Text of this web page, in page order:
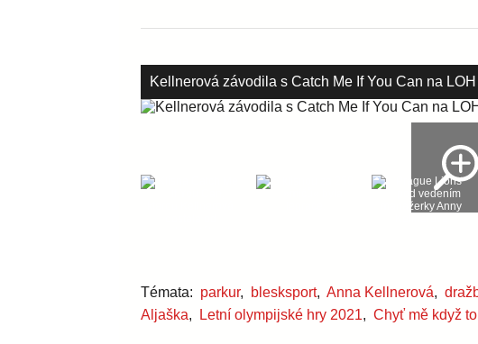
Kellnerová závodila s Catch Me If You Can na LOH
Témata: parkur, blesksport, Anna Kellnerová,
Aljaška, Letní olympijské hry 2021, Chyť mě když